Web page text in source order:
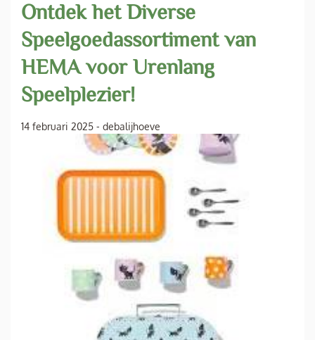
Ontdek het Diverse
Speelgoedassortiment van
HEMA voor Urenlang
Speelplezier!
14 februari 2025 - debalijhoeve